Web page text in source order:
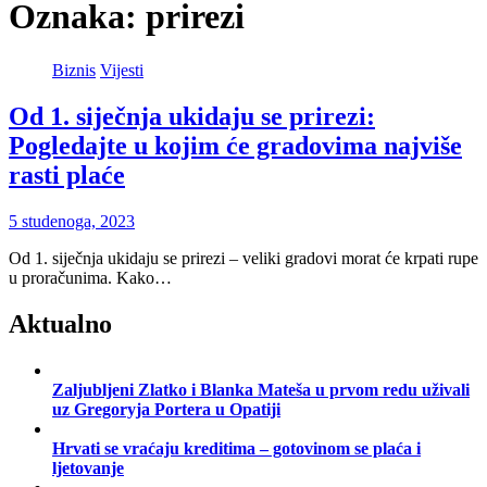
Oznaka: prirezi
Biznis Vijesti
Od 1. siječnja ukidaju se prirezi:
Pogledajte u kojim će gradovima najviše
rasti plaće
5 studenoga, 2023
Od 1. siječnja ukidaju se prirezi – veliki gradovi morat će krpati rupe
u proračunima. Kako…
Aktualno
Zaljubljeni Zlatko i Blanka Mateša u prvom redu uživali
uz Gregoryja Portera u Opatiji
Hrvati se vraćaju kreditima – gotovinom se plaća i
ljetovanje